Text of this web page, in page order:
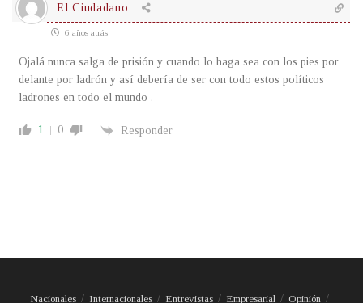
El Ciudadano
6 años atrás
Ojalá nunca salga de prisión y cuando lo haga sea con los pies por
delante por ladrón y así debería de ser con todo estos políticos
ladrones en todo el mundo .
1 0 Responder
Nacionales Internacionales Entrevistas Empresarial Opinión